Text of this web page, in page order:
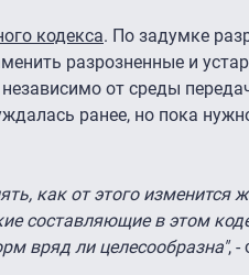
кодекса. По задумке
разрозненные и
от среды
ранее, но пока
как от этого изменится
составляющие в этом
вряд ли целесообразна", -